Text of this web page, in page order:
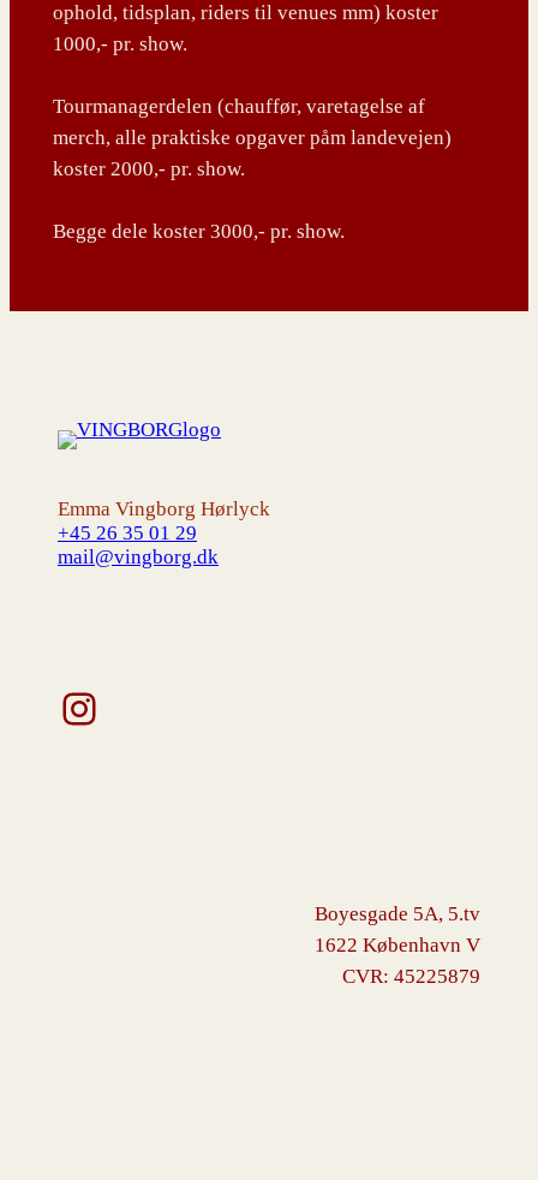
ophold, tidsplan, riders til venues mm) koster
1000,- pr. show.
Tourmanagerdelen (chauffør, varetagelse af
merch, alle praktiske opgaver påm landevejen)
koster 2000,- pr. show.
Begge dele koster 3000,- pr. show.
Emma Vingborg Hørlyck
+45 26 35 01 29
mail@vingborg.dk
Instagram
Boyesgade 5A, 5.tv
1622 København V
CVR: 45225879